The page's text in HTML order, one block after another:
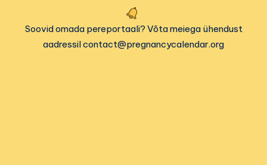
Soovid omada pereportaali? Võta meiega ühendust
aadressil contact@pregnancycalendar.org